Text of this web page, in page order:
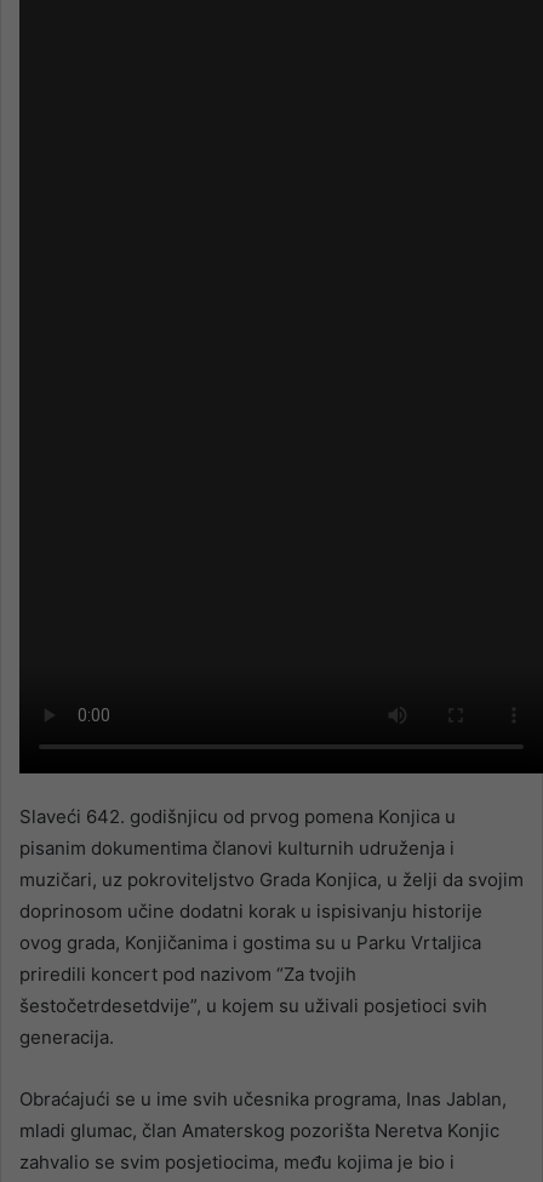
Slaveći 642. godišnjicu od prvog pomena Konjica u
pisanim dokumentima članovi kulturnih udruženja i
muzičari, uz pokroviteljstvo Grada Konjica, u želji da svojim
doprinosom učine dodatni korak u ispisivanju historije
ovog grada, Konjičanima i gostima su u Parku Vrtaljica
priredili koncert pod nazivom “Za tvojih
šestočetrdesetdvije”, u kojem su uživali posjetioci svih
generacija.
Obraćajući se u ime svih učesnika programa, Inas Jablan,
mladi glumac, član Amaterskog pozorišta Neretva Konjic
zahvalio se svim posjetiocima, među kojima je bio i